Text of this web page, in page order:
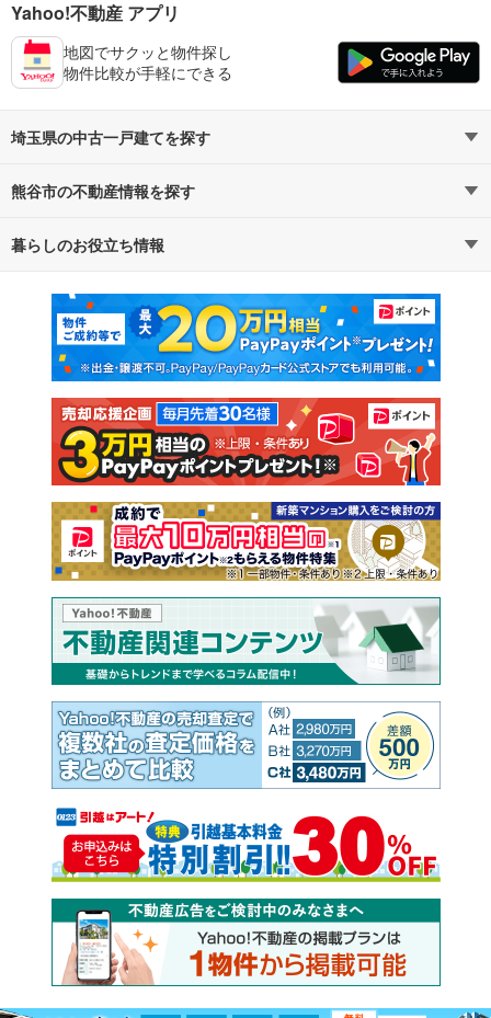
Yahoo!不動産 アプリ
地図でサクッと物件探し
物件比較が手軽にできる
埼玉県の中古一戸建てを探す
路線・駅から探す
通勤・通学時間から探す
熊谷市の不動産情報を探す
不動産・住宅
新築マンション 中古マンション
新築一戸建て 中古一戸建て
注文住宅 土地
売却査定
暮らしのお役立ち情報
マンションカタログ 教えて！住まいの先生